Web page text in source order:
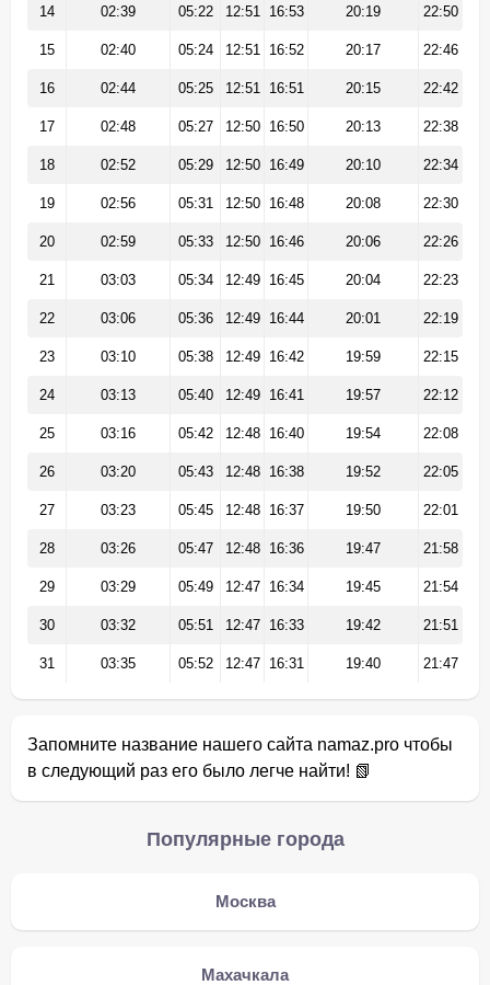
14 02:39 05:22 12:51 16:53 20:19 22:50
15 02:40 05:24 12:51 16:52 20:17 22:46
16 02:44 05:25 12:51 16:51 20:15 22:42
17 02:48 05:27 12:50 16:50 20:13 22:38
18 02:52 05:29 12:50 16:49 20:10 22:34
19 02:56 05:31 12:50 16:48 20:08 22:30
20 02:59 05:33 12:50 16:46 20:06 22:26
21 03:03 05:34 12:49 16:45 20:04 22:23
22 03:06 05:36 12:49 16:44 20:01 22:19
23 03:10 05:38 12:49 16:42 19:59 22:15
24 03:13 05:40 12:49 16:41 19:57 22:12
25 03:16 05:42 12:48 16:40 19:54 22:08
26 03:20 05:43 12:48 16:38 19:52 22:05
27 03:23 05:45 12:48 16:37 19:50 22:01
28 03:26 05:47 12:48 16:36 19:47 21:58
29 03:29 05:49 12:47 16:34 19:45 21:54
30 03:32 05:51 12:47 16:33 19:42 21:51
31 03:35 05:52 12:47 16:31 19:40 21:47
Запомните название нашего сайта namaz.pro чтобы
в следующий раз его было легче найти! 📗
Популярные города
Москва
Махачкала